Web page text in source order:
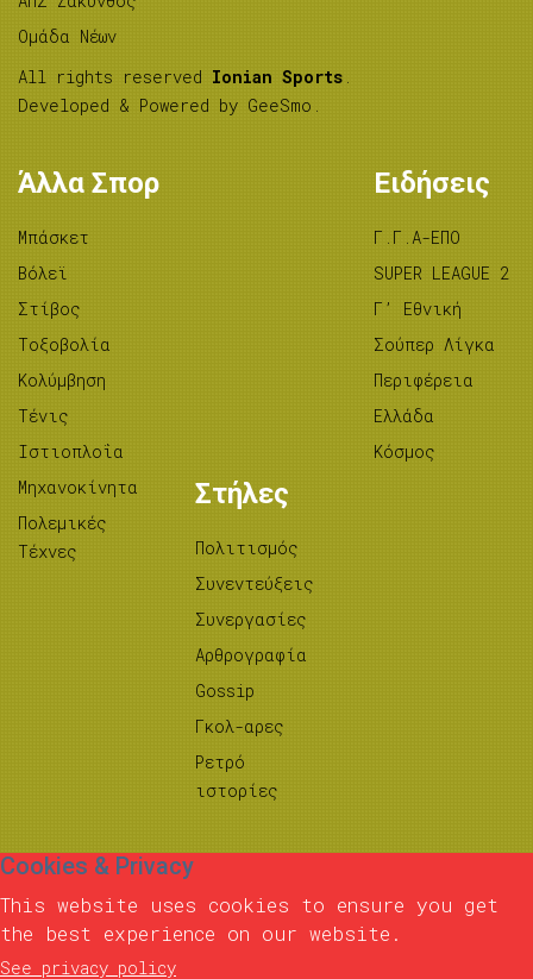
Ομάδα Νέων
All rights reserved Ionian Sports .
Developed & Powered by GeeSmo .
Άλλα Σπορ
Μπάσκετ
Βόλεϊ
Στίβος
Tοξοβολία
Κολύμβηση
Τένις
Ιστιοπλοΐα
Μηχανοκίνητα
Πολεμικές
Τέχνες
Ειδήσεις
Γ.Γ.Α-ΕΠΟ
SUPER LEAGUE 2
Γ’ Εθνική
Σούπερ Λίγκα
Περιφέρεια
Ελλάδα
Κόσμος
Στήλες
Πολιτισμός
Συνεντεύξεις
Συνεργασίες
Αρθρογραφία
Gossip
Γκολ-αρες
Ρετρό
ιστορίες
Cookies & Privacy
This website uses cookies to ensure you get
the best experience on our website.
See privacy policy